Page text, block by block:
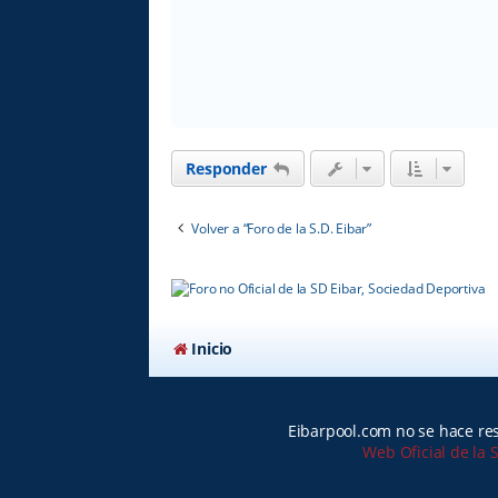
Responder
Volver a “Foro de la S.D. Eibar”
Inicio
Eibarpool.com no se hace
Web Oficial de la